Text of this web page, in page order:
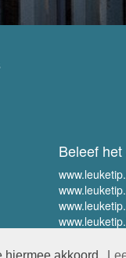
Beleef